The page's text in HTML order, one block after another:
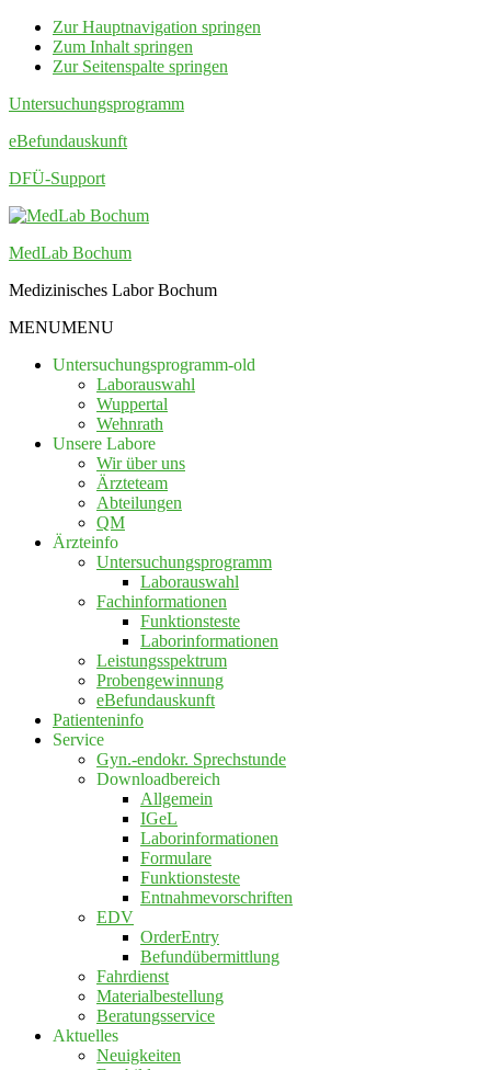
Zur Hauptnavigation springen
Zum Inhalt springen
Zur Seitenspalte springen
Untersuchungsprogramm
eBefundauskunft
DFÜ-Support
MedLab Bochum
Medizinisches Labor Bochum
MENUMENU
Untersuchungsprogramm-old
Laborauswahl
Wuppertal
Wehnrath
Unsere Labore
Wir über uns
Ärzteteam
Abteilungen
QM
Ärzteinfo
Untersuchungsprogramm
Laborauswahl
Fachinformationen
Funktionsteste
Laborinformationen
Leistungsspektrum
Probengewinnung
eBefundauskunft
Patienteninfo
Service
Gyn.-endokr. Sprechstunde
Downloadbereich
Allgemein
IGeL
Laborinformationen
Formulare
Funktionsteste
Entnahmevorschriften
EDV
OrderEntry
Befundübermittlung
Fahrdienst
Materialbestellung
Beratungsservice
Aktuelles
Neuigkeiten